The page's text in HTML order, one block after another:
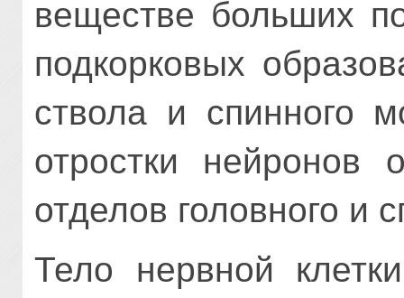
веществе больших
подкорковых
ствола и спинного
отростки нейронов
отделов головного и
Тело нервной